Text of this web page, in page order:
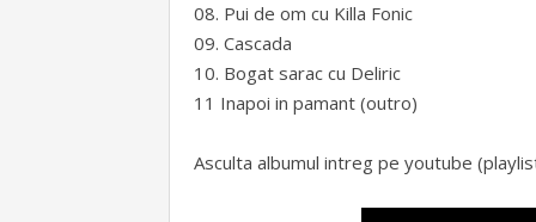
08. Pui de om cu Killa Fonic
09. Cascada
10. Bogat sarac cu Deliric
11 Inapoi in pamant (outro)
Asculta albumul intreg pe youtube